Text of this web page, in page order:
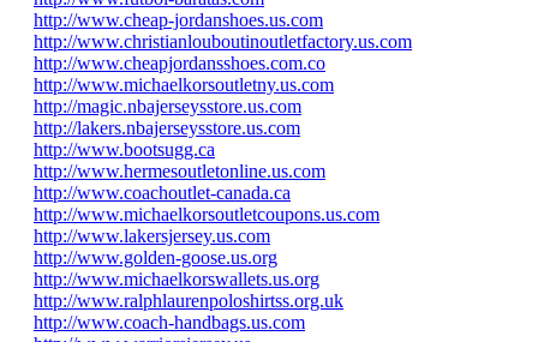
http://www.cheap-jordanshoes.us.com
http://www.christianlouboutinoutletfactory.us.com
http://www.cheapjordansshoes.com.co
http://www.michaelkorsoutletny.us.com
http://magic.nbajerseysstore.us.com
http://lakers.nbajerseysstore.us.com
http://www.bootsugg.ca
http://www.hermesoutletonline.us.com
http://www.coachoutlet-canada.ca
http://www.michaelkorsoutletcoupons.us.com
http://www.lakersjersey.us.com
http://www.golden-goose.us.org
http://www.michaelkorswallets.us.org
http://www.ralphlaurenpoloshirtss.org.uk
http://www.coach-handbags.us.com